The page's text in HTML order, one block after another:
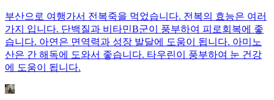
부산으로 여행가서 전복죽을 먹었습니다. 전복의 효능은 여러
가지 입니다. 단백질과 비타민B군이 풍부하여 피로회복에 좋
습니다. 아연은 면역력과 성장 발달에 도움이 됩니다. 아미노
산은 간 해독에 도와서 좋습니다. 타우린이 풍부하여 눈 건강
에 도움이 됩니다.